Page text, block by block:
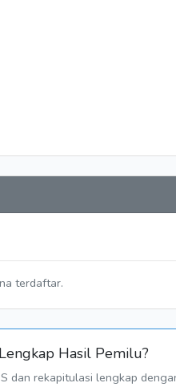
terdaftar.
Hasil Pemilu?
dan rekapitulasi lengkap